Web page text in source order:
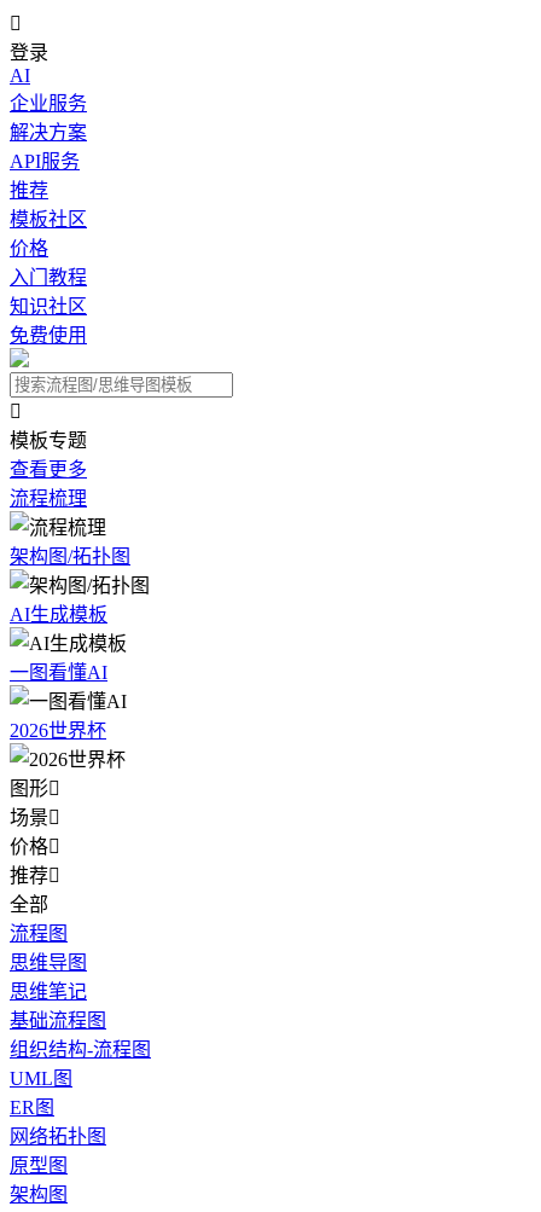

登录
AI
企业服务
解决方案
API服务
推荐
模板社区
价格
入门教程
知识社区
免费使用

模板专题
查看更多
流程梳理
架构图/拓扑图
AI生成模板
一图看懂AI
2026世界杯
图形
场景
价格
推荐
全部
流程图
思维导图
思维笔记
基础流程图
组织结构-流程图
UML图
ER图
网络拓扑图
原型图
架构图